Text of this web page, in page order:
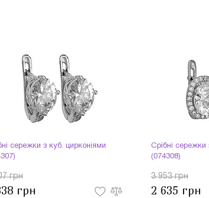
сережки з куб. цирконіями
грн
грн
Срібні сережки
(074308)
3 953 грн
2 635 грн